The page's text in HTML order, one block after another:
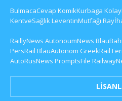
BulmacaCevap KomikKurbaga
KentveSağlıkLeventinMutfağı
RaillyNews AutonoumNews
PersRail BlauAutonom GreekRail
AutoRusNews PromptsFile